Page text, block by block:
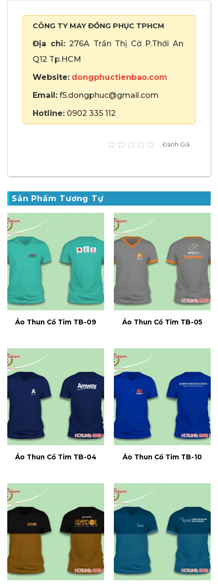
CÔNG TY MAY ĐỒNG PHỤC TPHCM
Địa chỉ:276A Trần Thị Cờ P.Thới An
Q12 Tp.HCM
Website: dongphuctienbao.com
Email: f5.dongphuc@gmail.com
Hotline: 0902 335 112
Đánh Giá
Sản Phẩm Tương Tự
Áo Thun Cổ Tim TB-09 Áo Thun Cổ Tim TB-05
Áo Thun Cổ Tim TB-04 Áo Thun Cổ Tim TB-10